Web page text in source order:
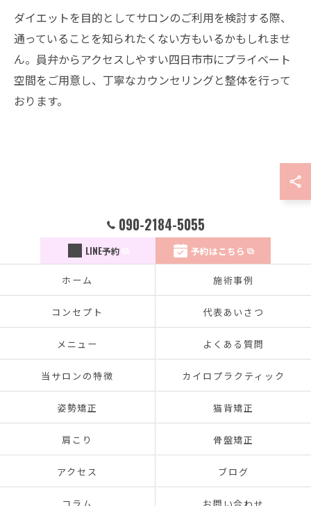
ダイエットを目的としてサロンのご利用を検討する際、
通っていることを知られたくない方もいるかもしれませ
ん。員弁からアクセスしやすい四日市市にプライベート
空間をご用意し、丁寧なカウンセリングと整体を行って
おります。
090-2184-5055
LINE予約 予約はこちら
ホーム 施術事例
コンセプト 代表あいさつ
メニュー よくある質問
当サロンの特徴 カイロプラクティック
姿勢矯正 猫背矯正
肩こり 骨盤矯正
アクセス ブログ
コラム お問い合わせ